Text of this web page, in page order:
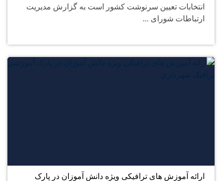
انتخابات تعیین سرنوشت کشور است به گزارش مدیریت
ارتباطات شورای ...
ارائه آموزش های ترافیکی ویژه دانش آموزان در پارک